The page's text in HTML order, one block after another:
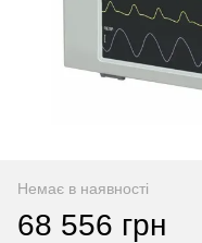
Немає в наявності
68 556 грн